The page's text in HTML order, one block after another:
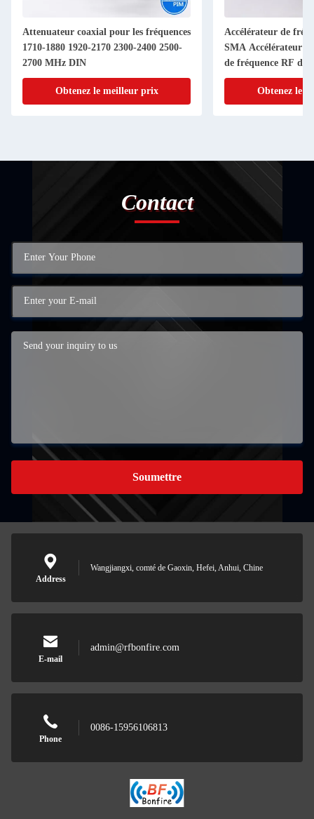
Attenuateur coaxial pour les fréquences
1710-1880 1920-2170 2300-2400 2500-
2700 MHz DIN
Obtenez le meilleur prix
Accélérateur de
SMA Accélérateur
de fréquence RF de
Connecteur 1-40dB
Obtenez le
Contact
Soumettre
Address
Wangjiangxi, comté de Gaoxin, Hefei, Anhui, Chine
E-mail
admin@rfbonfire.com
Phone
0086-15956106813